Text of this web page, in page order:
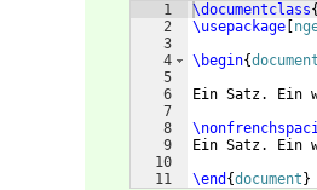
1
2
3
4
5
6
7
8
9
10
11
\documentclass{
\usepackage
\begin{document
Ein Satz. Ein
Ein Satz. Ein
\end {document }